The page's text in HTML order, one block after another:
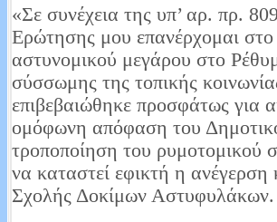
«Σε συνέχεια της υπ’ αρ. πρ.
Ερώτησης μου επανέρχομαι
αστυνομικού μεγάρου στο
σύσσωμης της τοπικής
επιβεβαιώθηκε προσφάτως για
ομόφωνη απόφαση του
τροποποίηση του ρυμοτομικού
να καταστεί εφικτή η ανέγερση
Σχολής Δοκίμων Αστυφυλάκων.